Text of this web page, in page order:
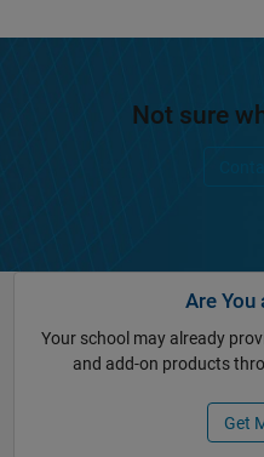
Not sure
Are You
Your school may already
and add-on products
Get